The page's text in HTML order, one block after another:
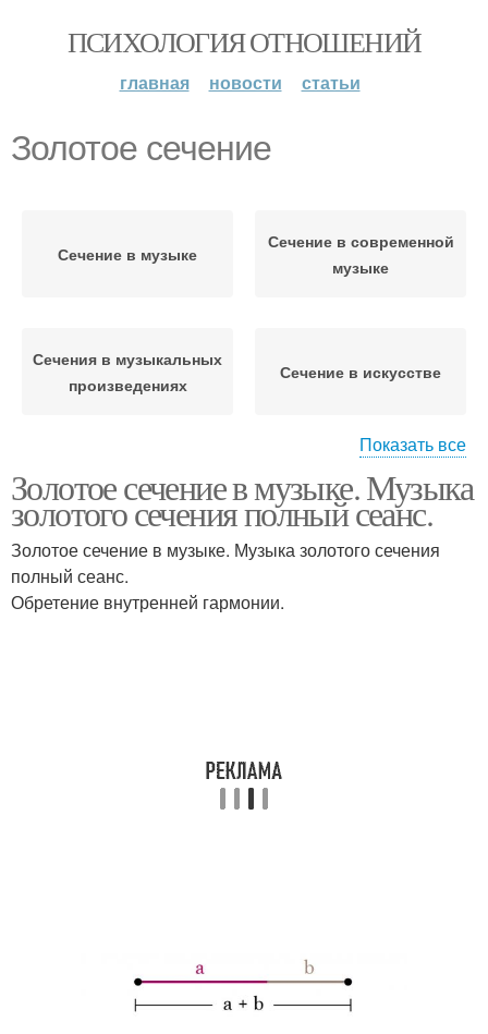
ПСИХОЛОГИЯ ОТНОШЕНИЙ
главная новости статьи
Золотое сечение
Сечение в музыке
Сечение в современной
музыке
Сечения в музыкальных
произведениях
Сечение в искусстве
Сечение в поэзии Сечение в математике
Сечения в фотографии
Показать все
Золотое сечение в музыке. Музыка
золотого сечения полный сеанс.
Золотое сечение в музыке. Музыка золотого сечения
полный сеанс.
Обретение внутренней гармонии.